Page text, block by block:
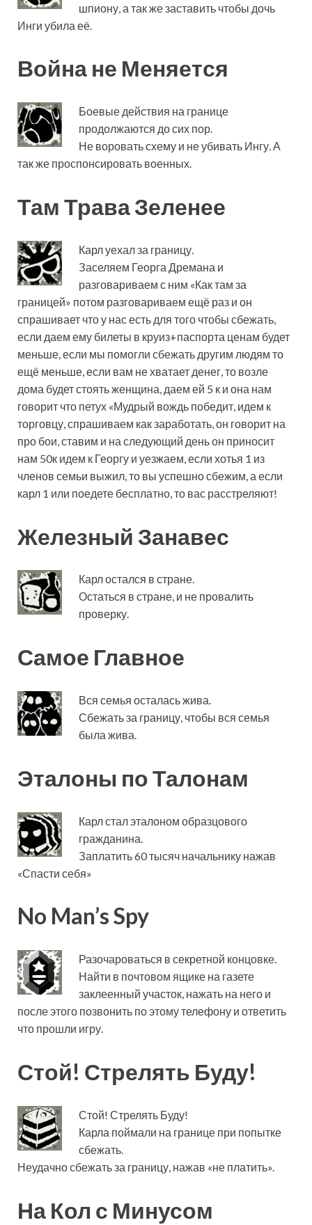
шпиону, а так же заставить чтобы дочь
Инги убила её.
Война не Меняется
Боевые действия на границе
продолжаются до сих пор.
Не воровать схему и не убивать Ингу. А
так же проспонсировать военных.
Там Трава Зеленее
Карл уехал за границу.
Заселяем Георга Дремана и
разговариваем с ним «Как там за
границей» потом разговариваем ещё раз и он
спрашивает что у нас есть для того чтобы сбежать,
если даем ему билеты в круиз+паспорта ценам будет
меньше, если мы помогли сбежать другим людям то
ещё меньше, если вам не хватает денег, то возле
дома будет стоять женщина, даем ей 5 к и она нам
говорит что петух «Мудрый вождь победит, идем к
торговцу, спрашиваем как заработать, он говорит на
про бои, ставим и на следующий день он приносит
нам 50к идем к Георгу и уезжаем, если хотья 1 из
членов семьи выжил, то вы успешно сбежим, а если
карл 1 или поедете бесплатно, то вас расстреляют!
Железный Занавес
Карл остался в стране.
Остаться в стране, и не провалить
проверку.
Самое Главное
Вся семья осталась жива.
Сбежать за границу, чтобы вся семья
была жива.
Эталоны по Талонам
Карл стал эталоном образцового
гражданина.
Заплатить 60 тысяч начальнику нажав
«Спасти себя»
No Man’s Spy
Разочароваться в секретной концовке.
Найти в почтовом ящике на газете
заклеенный участок, нажать на него и
после этого позвонить по этому телефону и ответить
что прошли игру.
Стой! Стрелять Буду!
Стой! Стрелять Буду!
Карла поймали на границе при попытке
сбежать.
Неудачно сбежать за границу, нажав «не платить».
На Кол с Минусом